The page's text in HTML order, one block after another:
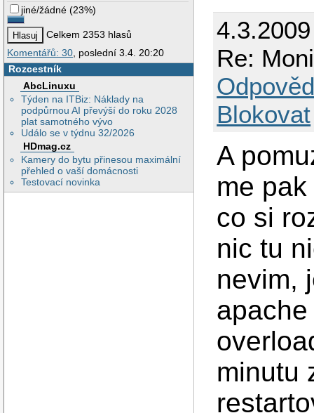
jiné/žádné (23%)
Celkem 2353 hlasů
Komentářů: 30 , poslední 3.4. 20:20
Rozcestník
AbcLinuxu
Týden na ITBiz: Náklady na
podpůrnou AI převýší do roku 2028
plat samotného vývo
Událo se v týdnu 32/2026
HDmag.cz
Kamery do bytu přinesou maximální
přehled o vaší domácnosti
Testovací novinka
Re:
Blokovat
A
me
co si
nic tu
nevim,
minutu